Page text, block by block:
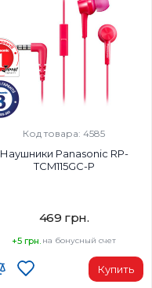
Код товара: 4585
Наушники Panasonic RP-
TCM115GC-P
469 грн.
+5 грн. на бонусный счет
Купить